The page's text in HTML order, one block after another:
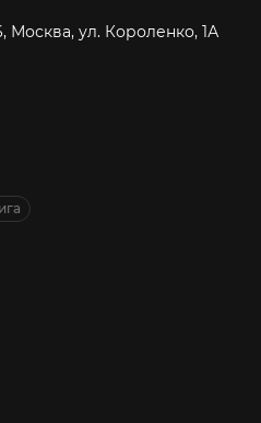
Москва, ул. Короленко, 1А